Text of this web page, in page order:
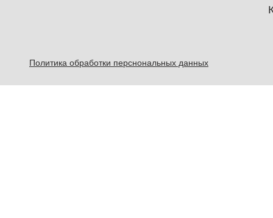
Политика обработки перснональных данных